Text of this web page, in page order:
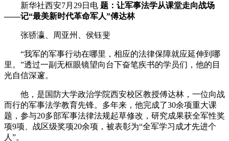
财经 教育 乡村振兴 生态环境 一带一路 央博
CCTV.节目官网 直播 节目单 栏目 片库 热播榜
新华社西安7月29日电 题：让军事法学从课堂走向战场
——记“最美新时代革命军人”傅达林
张骄瀛、周亚州、侯钰斐
“我军的军事行动在哪里，相应的法律保障就应延伸到哪
里。”透过一副无框眼镜望向台下奋笔疾书的学员们，他的目
光自信深邃。
他，是国防大学政治学院西安校区教授傅达林，一位向战
而行的军事法学教育先锋。多年来，他完成了30余项重大课
题，参与20多部军事法律法规起草修改，研究成果获全军性奖
项9项、战区级奖项20余项，被表彰为“全军学习成才先进个
人”。